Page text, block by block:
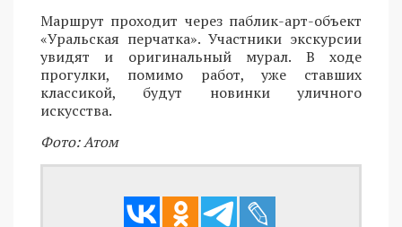
Маршрут проходит через паблик-арт-объект
«Уральская перчатка». Участники экскурсии
увидят и оригинальный мурал. В ходе
прогулки, помимо работ, уже ставших
классикой, будут новинки уличного
искусства.
Фото: Атом